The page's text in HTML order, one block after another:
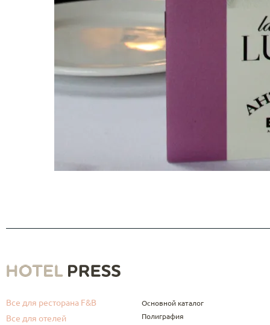
Все для ресторана F&B
Все для отелей
Основной каталог
Полиграфия